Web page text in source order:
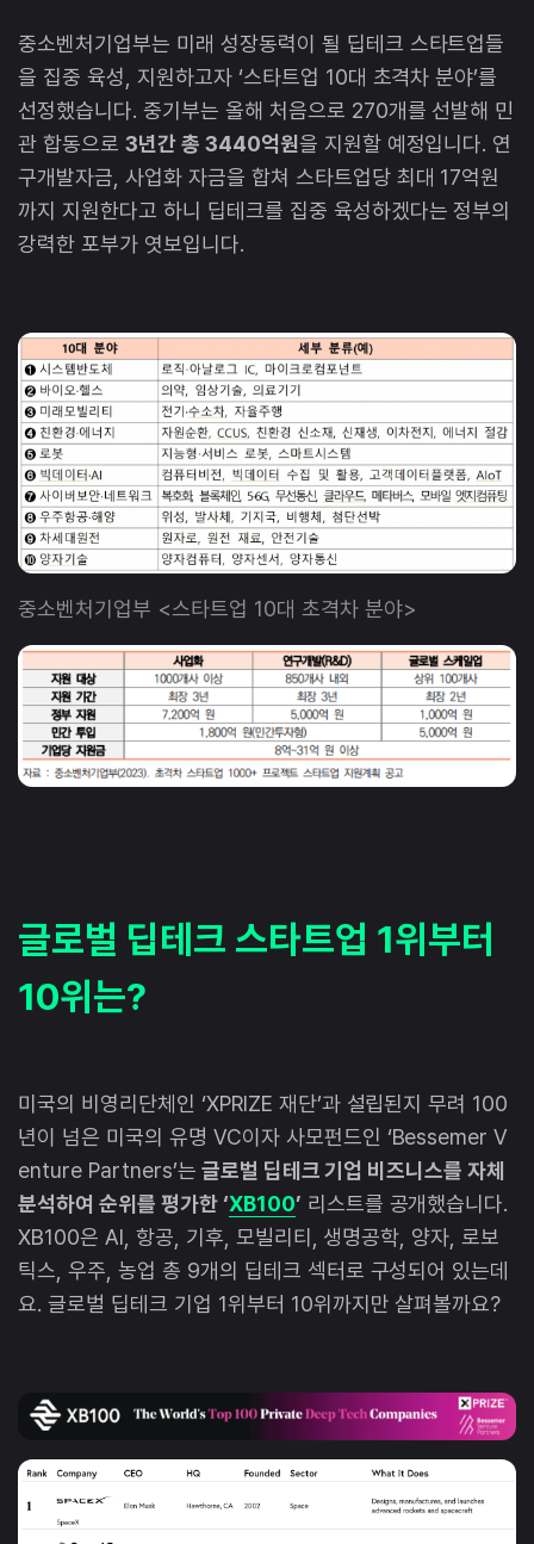
중소벤처기업부는 미래 성장동력이 될 딥테크 스타트업들
을 집중 육성, 지원하고자 ‘스타트업 10대 초격차 분야’를
선정했습니다. 중기부는 올해 처음으로 270개를 선발해 민
관 합동으로 3년간 총 3440억원을 지원할 예정입니다. 연
구개발자금, 사업화 자금을 합쳐 스타트업당 최대 17억원
까지 지원한다고 하니 딥테크를 집중 육성하겠다는 정부의
강력한 포부가 엿보입니다.
중소벤처기업부 <스타트업 10대 초격차 분야>
글로벌 딥테크 스타트업 1위부터
10위는?
미국의 비영리단체인 ‘XPRIZE 재단’과 설립된지 무려 100
년이 넘은 미국의 유명 VC이자 사모펀드인 ‘Bessemer V
enture Partners’는 글로벌 딥테크 기업 비즈니스를 자체
분석하여 순위를 평가한 ‘XB100’ 리스트를 공개했습니다.
XB100은 AI, 항공, 기후, 모빌리티, 생명공학, 양자, 로보
틱스, 우주, 농업 총 9개의 딥테크 섹터로 구성되어 있는데
요. 글로벌 딥테크 기업 1위부터 10위까지만 살펴볼까요?